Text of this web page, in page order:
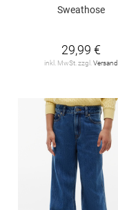
Sweathose
29,99 €
inkl. MwSt. zzgl. Versand